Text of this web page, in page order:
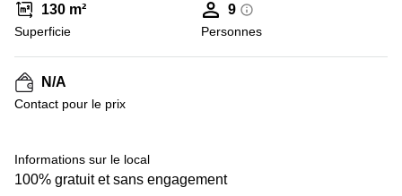
Coworking
Lugano
Coworking
Coworking
Nyon
12
Genève
Rue de la
Corraterie
5 Genève
Bamba
1-3
Genève
130 m²
Superficie
9
Personnes
N/A
Contact pour le prix
Informations sur le local
100% gratuit et sans engagement